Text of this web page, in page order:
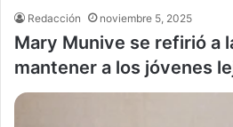
Redacción noviembre 5, 2025
Mary Munive se refirió a
mantener a los jóvenes